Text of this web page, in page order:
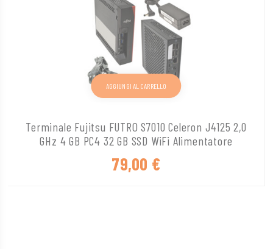
Terminale Fujitsu FUTRO S7010 Celeron J4125 2,0
GHz 4 GB PC4 32 GB SSD WiFi Alimentatore
79,00 €
AGGIUNGI AL CARRELLO